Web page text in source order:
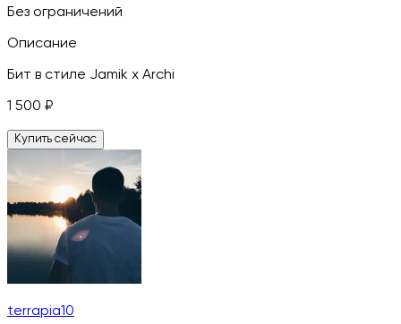
Без ограничений
Описание
Бит в стиле Jamik x Archi
1 500 ₽
Купить сейчас
terrapia10